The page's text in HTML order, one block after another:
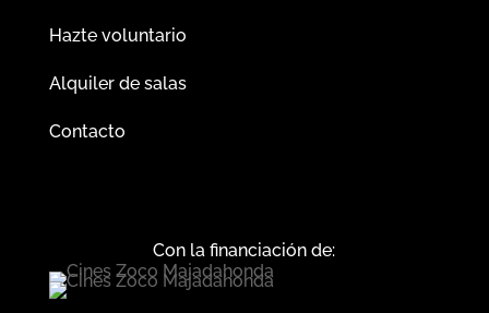
Hazte voluntario
Alquiler de salas
Contacto
Con la financiación de: